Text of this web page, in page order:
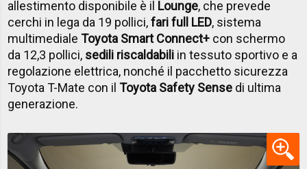
allestimento disponibile è il Lounge, che prevede
cerchi in lega da 19 pollici,fari full LED, sistema
multimedialeToyota Smart Connect+ con schermo
da 12,3 pollici, sedili riscaldabili in tessuto sportivo e a
regolazione elettrica, nonché il pacchetto sicurezza
Toyota T-Mate con ilToyota Safety Sense di ultima
generazione.